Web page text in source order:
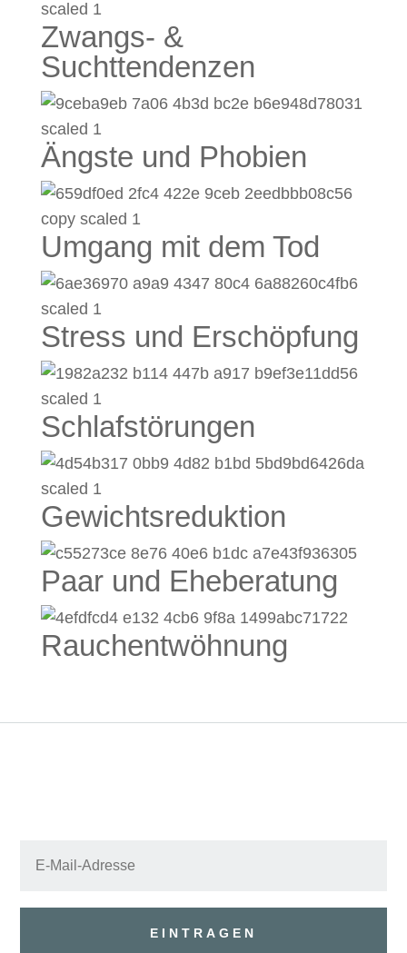
Zwangs- &
Suchttendenzen
Ängste und Phobien
Umgang mit dem Tod
Stress und Erschöpfung
Schlafstörungen
Gewichtsreduktion
Paar und Eheberatung
Rauchentwöhnung
EINTRAGEN